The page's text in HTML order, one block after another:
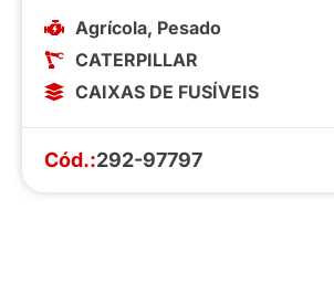
Agrícola, Pesado
CATERPILLAR
CAIXAS DE FUSÍVEIS
Cód.:292-97797